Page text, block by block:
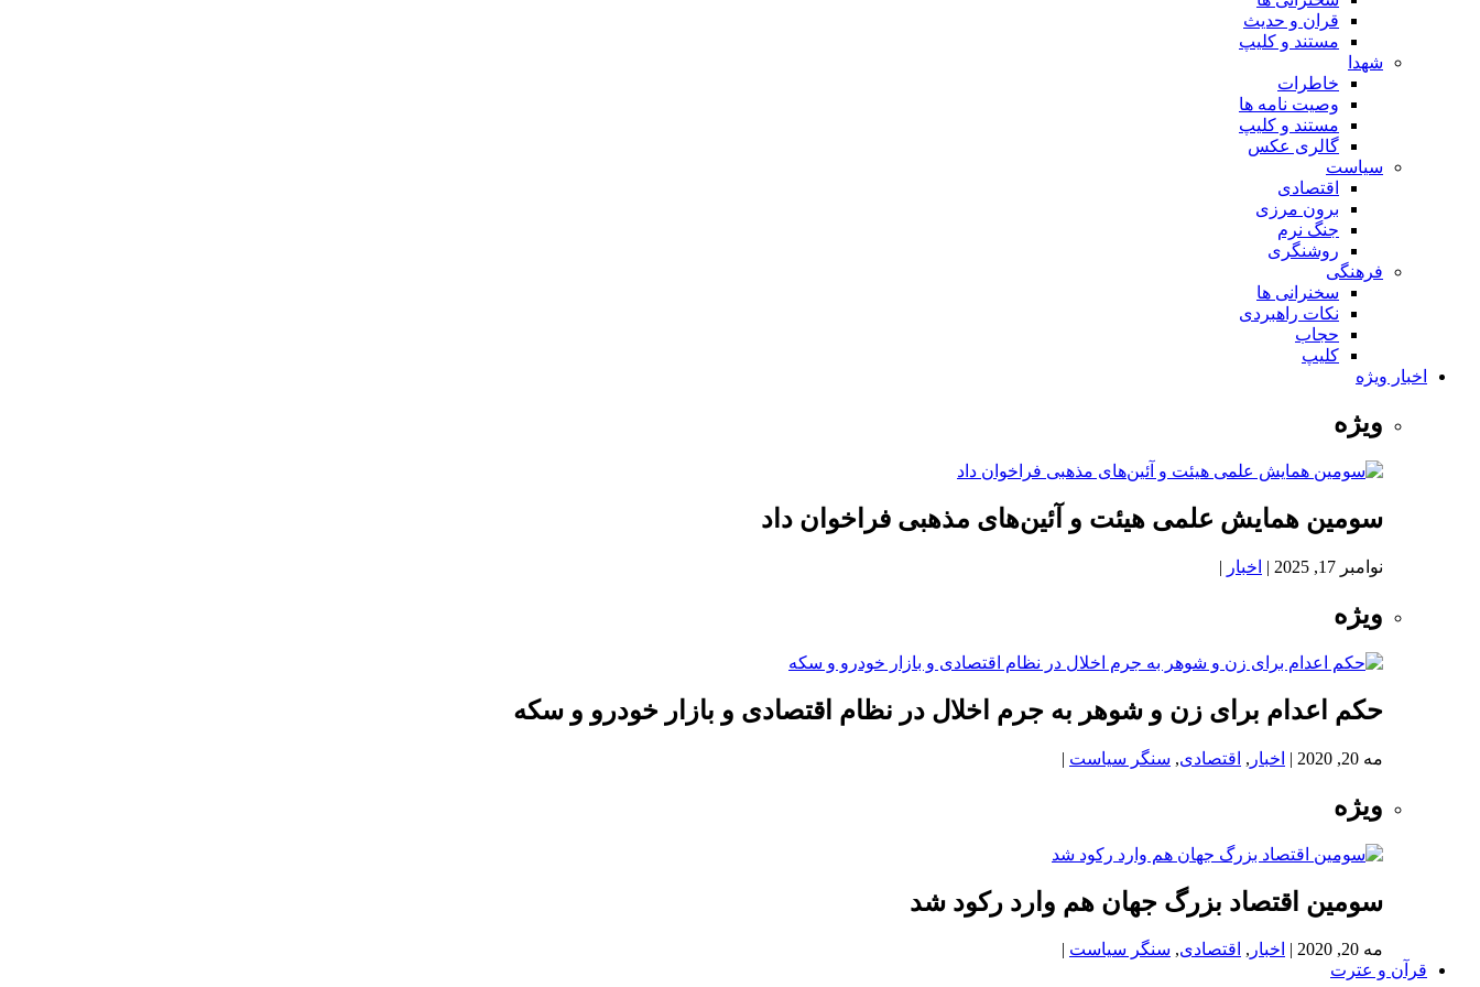
قران و حدیث
مستند و کلیپ
شهدا
خاطرات
وصیت نامه ها
مستند و کلیپ
گالری عکس
سیاست
اقتصادی
برون مرزی
جنگ نرم
روشنگری
فرهنگی
سخنرانی ها
نکات راهبردی
حجاب
کلیپ
اخبار ویژه
ویژه
سومین همایش علمی هیئت و آئین‌های مذهبی فراخوان داد
نوامبر 17, 2025 | اخبار |
ویژه
حکم اعدام برای زن و شوهر به جرم اخلال در نظام اقتصادی و بازار خودرو و سکه
مه 20, 2020 | اخبار , اقتصادی, سنگر سیاست |
ویژه
سومین اقتصاد بزرگ جهان هم وارد رکود شد
مه 20, 2020 | اخبار , اقتصادی, سنگر سیاست |
قرآن و عترت